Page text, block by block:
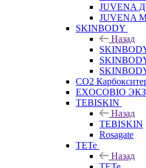
JUVENA
JUVENA
SKINBODY
Назад
CO2
EXOCOBIO
TEBISKIN
Назад
TEBISKIN
Rosagate
TETe
Назад